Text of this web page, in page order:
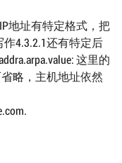
地址有特定格式，把
4.3.2.1还有特定后
这里的
略，主机地址依然